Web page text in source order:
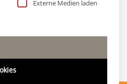
Externe Medien laden